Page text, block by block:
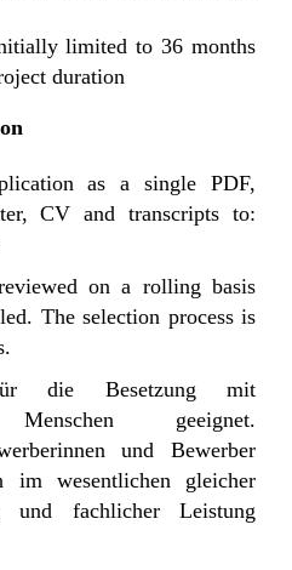
limited to 36 months
duration
as a single PDF,
CV and transcripts to:
on a rolling basis
The selection process is
die Besetzung mit
Menschen geeignet.
und Bewerber
im wesentlichen gleicher
und fachlicher Leistung